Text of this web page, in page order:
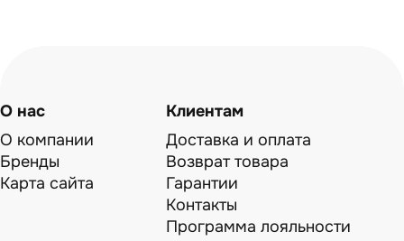
О нас
О компании
Бренды
Карта сайта
Клиентам
Доставка и оплата
Возврат товара
Гарантии
Контакты
Программа лояльности